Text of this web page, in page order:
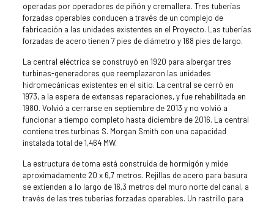
operadas por operadores de piñón y cremallera. Tres tuberías
forzadas operables conducen a través de un complejo de
fabricación a las unidades existentes en el Proyecto. Las tuberías
forzadas de acero tienen 7 pies de diámetro y 168 pies de largo.
La central eléctrica se construyó en 1920 para albergar tres
turbinas-generadores que reemplazaron las unidades
hidromecánicas existentes en el sitio. La central se cerró en
1973, a la espera de extensas reparaciones, y fue rehabilitada en
1980. Volvió a cerrarse en septiembre de 2013 y no volvió a
funcionar a tiempo completo hasta diciembre de 2016. La central
contiene tres turbinas S. Morgan Smith con una capacidad
instalada total de 1,464 MW.
La estructura de toma está construida de hormigón y mide
aproximadamente 20 x 6,7 metros. Rejillas de acero para basura
se extienden a lo largo de 16,3 metros del muro norte del canal, a
través de las tres tuberías forzadas operables. Un rastrillo para